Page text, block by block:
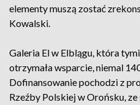
elementy muszą zostać
Kowalski.
Galeria El w Elblągu, która
otrzymała wsparcie, niemal
Dofinansowanie pochodzi z
Rzeźby Polskiej w Orońsku,